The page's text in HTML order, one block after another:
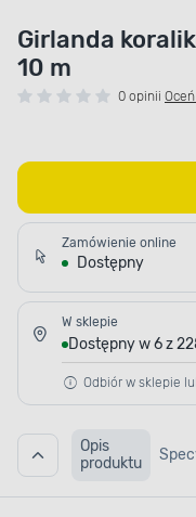
Girlanda
10 m
0 opinii
Zamówienie online
Dostępny
W sklepie
Dostępny w 6 z
Odbiór w sklepie
Opis
produktu